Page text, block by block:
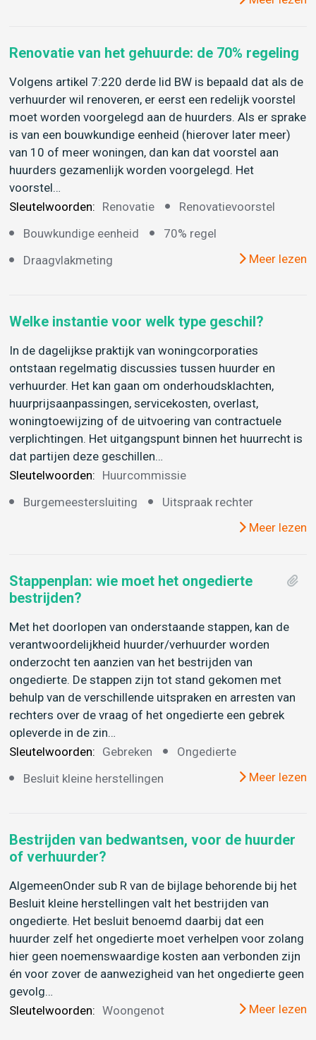
Renovatie van het gehuurde: de 70% regeling
Volgens artikel 7:220 derde lid BW is bepaald dat als de
verhuurder wil renoveren, er eerst een redelijk voorstel
moet worden voorgelegd aan de huurders. Als er sprake
is van een bouwkundige eenheid (hierover later meer)
van 10 of meer woningen, dan kan dat voorstel aan
huurders gezamenlijk worden voorgelegd. Het
voorstel…
Sleutelwoorden: Renovatie
Renovatievoorstel
Bouwkundige eenheid
70% regel
Draagvlakmeting
Meer lezen
Welke instantie voor welk type geschil?
In de dagelijkse praktijk van woningcorporaties
ontstaan regelmatig discussies tussen huurder en
verhuurder. Het kan gaan om onderhoudsklachten,
huurprijsaanpassingen, servicekosten, overlast,
woningtoewijzing of de uitvoering van contractuele
verplichtingen. Het uitgangspunt binnen het huurrecht is
dat partijen deze geschillen…
Sleutelwoorden: Huurcommissie
Burgemeestersluiting
Uitspraak rechter
Meer lezen
Stappenplan: wie moet het ongedierte
bestrijden?
Met het doorlopen van onderstaande stappen, kan de
verantwoordelijkheid huurder/verhuurder worden
onderzocht ten aanzien van het bestrijden van
ongedierte. De stappen zijn tot stand gekomen met
behulp van de verschillende uitspraken en arresten van
rechters over de vraag of het ongedierte een gebrek
opleverde in de zin…
Sleutelwoorden: Gebreken
Ongedierte
Besluit kleine herstellingen
Meer lezen
Bestrijden van bedwantsen, voor de huurder
of verhuurder?
AlgemeenOnder sub R van de bijlage behorende bij het
Besluit kleine herstellingen valt het bestrijden van
ongedierte. Het besluit benoemd daarbij dat een
huurder zelf het ongedierte moet verhelpen voor zolang
hier geen noemenswaardige kosten aan verbonden zijn
én voor zover de aanwezigheid van het ongedierte geen
gevolg…
Sleutelwoorden: Woongenot Meer lezen